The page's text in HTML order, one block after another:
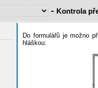
- Kontrola
Do formulářů je možno
hláškou: